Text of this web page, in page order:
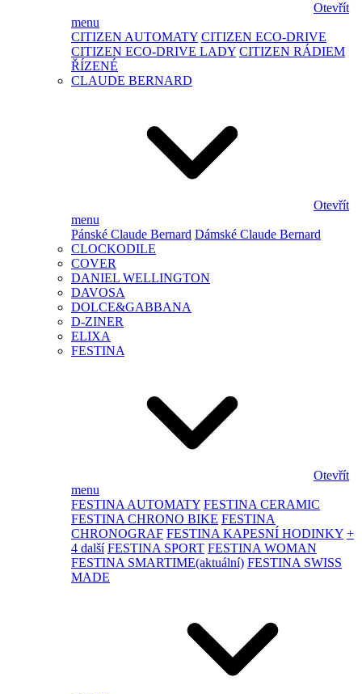
Otevřít
menu
CITIZEN AUTOMATY CITIZEN ECO-DRIVE
CITIZEN ECO-DRIVE LADY CITIZEN RÁDIEM
ŘÍZENÉ
CLAUDE BERNARD
Otevřít
menu
Pánské Claude Bernard Dámské Claude Bernard
CLOCKODILE
COVER
DANIEL WELLINGTON
DAVOSA
DOLCE&GABBANA
D-ZINER
ELIXA
FESTINA
Otevřít
menu
FESTINA AUTOMATY FESTINA CERAMIC
FESTINA CHRONO BIKE FESTINA
CHRONOGRAF FESTINA KAPESNÍ HODINKY +
4 další FESTINA SPORT FESTINA WOMAN
FESTINA SMARTIME(aktuální) FESTINA SWISS
MADE